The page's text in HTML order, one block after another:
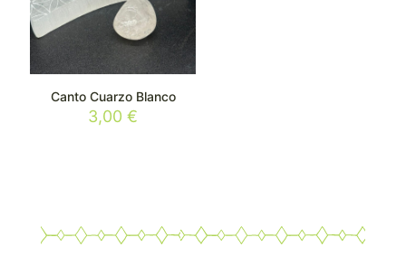
Canto Cuarzo Blanco
3,00€